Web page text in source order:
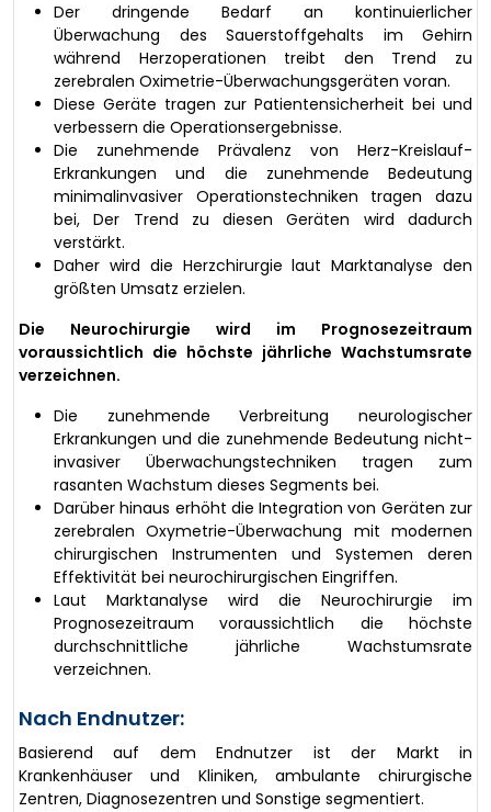
Der dringende Bedarf an kontinuierlicher
Überwachung des Sauerstoffgehalts im Gehirn
während Herzoperationen treibt den Trend zu
zerebralen Oximetrie-Überwachungsgeräten voran.
Diese Geräte tragen zur Patientensicherheit bei und
verbessern die Operationsergebnisse.
Die zunehmende Prävalenz von Herz-Kreislauf-
Erkrankungen und die zunehmende Bedeutung
minimalinvasiver Operationstechniken tragen dazu
bei, Der Trend zu diesen Geräten wird dadurch
verstärkt.
Daher wird die Herzchirurgie laut Marktanalyse den
größten Umsatz erzielen.
Die Neurochirurgie wird im Prognosezeitraum
voraussichtlich die höchste jährliche Wachstumsrate
verzeichnen.
Die zunehmende Verbreitung neurologischer
Erkrankungen und die zunehmende Bedeutung nicht-
invasiver Überwachungstechniken tragen zum
rasanten Wachstum dieses Segments bei.
Darüber hinaus erhöht die Integration von Geräten zur
zerebralen Oxymetrie-Überwachung mit modernen
chirurgischen Instrumenten und Systemen deren
Effektivität bei neurochirurgischen Eingriffen.
Laut Marktanalyse wird die Neurochirurgie im
Prognosezeitraum voraussichtlich die höchste
durchschnittliche jährliche Wachstumsrate
verzeichnen.
Nach Endnutzer:
Basierend auf dem Endnutzer ist der Markt in
Krankenhäuser und Kliniken, ambulante chirurgische
Zentren, Diagnosezentren und Sonstige segmentiert.